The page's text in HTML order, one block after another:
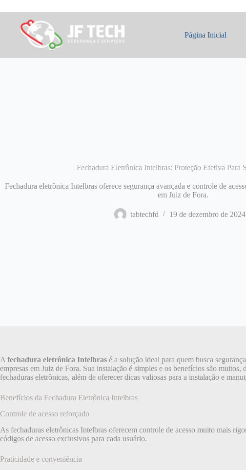
para
conteúdo
Página Inicial
Fechadura Eletrônica Intelbras: Proteção Efetiva Para
Fechadura eletrônica Intelbras oferece segurança avançada e controle de
em Juiz de Fora.
tabtechfd 19 de dezembro de 2024
A fechadura eletrônica Intelbras é a solução ideal para quem busca
empresas em Juiz de Fora. Sua instalação é simples e os benefícios são
fechaduras eletrônicas, além de oferecer dicas valiosas para a instalação e
Benefícios da Fechadura Eletrônica Intelbras
Controle de acesso reforçado
As fechaduras eletrônicas Intelbras oferecem controle de acesso muito mais
códigos de acesso exclusivos para cada usuário.
Praticidade e conveniência